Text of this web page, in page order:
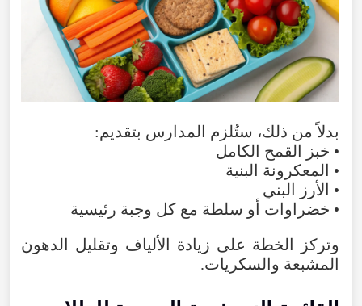
بدلاً من ذلك، ستُلزم المدارس بتقديم:
• خبز القمح الكامل
• المعكرونة البنية
• الأرز البني
• خضراوات أو سلطة مع كل وجبة رئيسية
وتركز الخطة على زيادة الألياف وتقليل الدهون
المشبعة والسكريات.